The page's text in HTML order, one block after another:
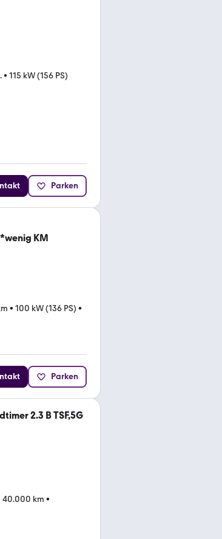
• 115 kW (156 PS)
Parken
KM
• 100 kW (136 PS) •
Parken
2.3 B TSF,5G
40.000 km •